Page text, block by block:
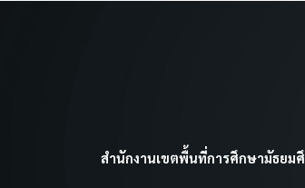
สำนักงานเขตพื้นที่การศึกษามัธยม